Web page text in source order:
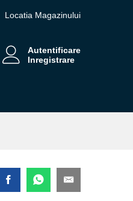
Locatia Magazinului
Autentificare
Inregistrare